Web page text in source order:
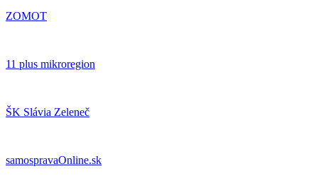
ZOMOT
11 plus mikroregion
ŠK Slávia Zeleneč
samospravaOnline.sk